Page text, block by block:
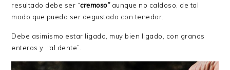
resultado debe ser “cremoso”aunque no caldoso, de tal
modo que pueda ser degustado con tenedor.
Debe asimismo estar ligado, muy bien ligado, con granos
enteros y “al dente”.